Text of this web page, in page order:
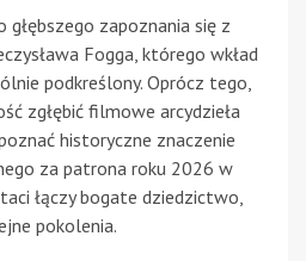
głębszego zapoznania się z
Fogga, którego wkład
podkreślony. Oprócz tego,
zgłębić filmowe arcydzieła
historyczne znaczenie
za patrona roku 2026 w
łączy bogate dziedzictwo,
pokolenia.